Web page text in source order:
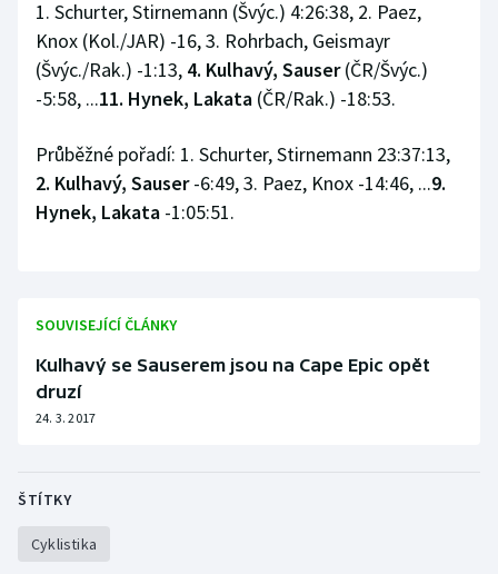
Rychlobruslení
Rychlostní kanoistika
Sportovní střelba
Vodní slalom
Ostatní
1. Schurter, Stirnemann (Švýc.) 4:26:38, 2. Paez,
Knox (Kol./JAR) -16, 3. Rohrbach, Geismayr
(Švýc./Rak.) -1:13, 4. Kulhavý, Sauser(ČR/Švýc.)
-5:58, ...11. Hynek, Lakata (ČR/Rak.) -18:53.
Průběžné pořadí: 1. Schurter, Stirnemann 23:37:13,
2. Kulhavý, Sauser-6:49, 3. Paez, Knox -14:46, ...9.
Hynek, Lakata -1:05:51.
SOUVISEJÍCÍ ČLÁNKY
Kulhavý se Sauserem jsou na Cape Epic opět
druzí
24. 3. 2017
ŠTÍTKY
Cyklistika